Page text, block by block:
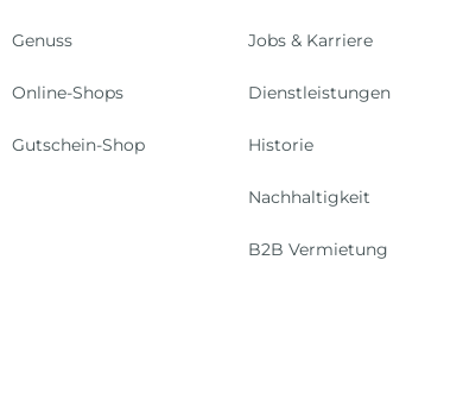
Genuss
Online-Shops
Gutschein-Shop
Jobs & Karriere
Dienstleistungen
Historie
Nachhaltigkeit
B2B Vermietung